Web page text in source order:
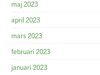
maj 2023
april 2023
mars 2023
februari 2023
januari 2023